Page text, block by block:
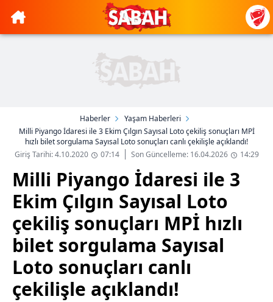
Haberler
Yaşam Haberleri
Milli Piyango İdaresi ile 3 Ekim Çılgın Sayısal Loto çekiliş sonuçları MPİ
hızlı bilet sorgulama Sayısal Loto sonuçları canlı çekilişle açıklandı!
Giriş Tarihi: 4.10.2020
07:14 Son Güncelleme: 16.04.2026 14:29
Milli Piyango İdaresi ile 3
Ekim Çılgın Sayısal Loto
çekiliş sonuçları MPİ hızlı
bilet sorgulama Sayısal
Loto sonuçları canlı
çekilişle açıklandı!